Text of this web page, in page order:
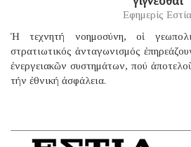
Εφημερίς Εστία
Ἡ τεχνητή νοημοσύνη, οἱ
στρατιωτικός ἀνταγωνισμός
ἐνεργειακῶν συστημάτων, πού
τήν ἐθνική ἀσφάλεια.